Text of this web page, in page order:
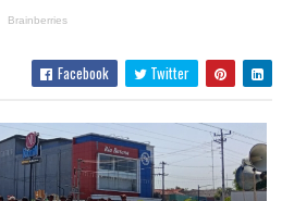
Facebook Twitter